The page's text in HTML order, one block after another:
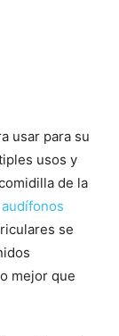
usar para su
usos y
de la
audífonos
se
mejor que